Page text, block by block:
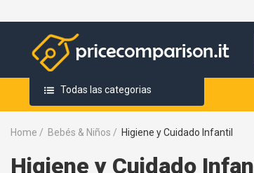
Todas las categorias
Home / Bebés & Niños / Higiene y Cuidado Infantil
Higiene y Cuidado